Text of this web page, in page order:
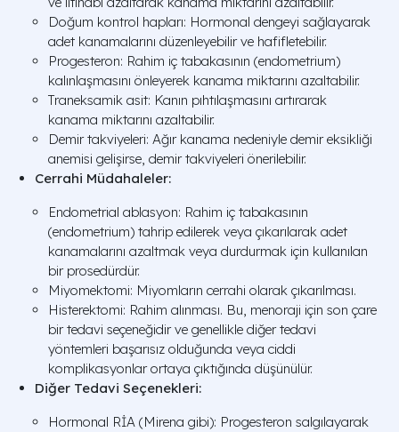
Doğum kontrol hapları: Hormonal dengeyi sağlayarak
adet kanamalarını düzenleyebilir ve hafifletebilir.
Progesteron: Rahim iç tabakasının (endometrium)
kalınlaşmasını önleyerek kanama miktarını azaltabilir.
Traneksamik asit: Kanın pıhtılaşmasını artırarak
kanama miktarını azaltabilir.
Demir takviyeleri: Ağır kanama nedeniyle demir eksikliği
anemisi gelişirse, demir takviyeleri önerilebilir.
Cerrahi Müdahaleler:
Endometrial ablasyon: Rahim iç tabakasının
(endometrium) tahrip edilerek veya çıkarılarak adet
kanamalarını azaltmak veya durdurmak için kullanılan
bir prosedürdür.
Miyomektomi: Miyomların cerrahi olarak çıkarılması.
Histerektomi: Rahim alınması. Bu, menoraji için son çare
bir tedavi seçeneğidir ve genellikle diğer tedavi
yöntemleri başarısız olduğunda veya ciddi
komplikasyonlar ortaya çıktığında düşünülür.
Diğer Tedavi Seçenekleri:
Hormonal RİA (Mirena gibi): Progesteron salgılayarak